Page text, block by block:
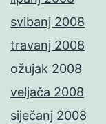
svibanj 2008
travanj 2008
ožujak 2008
veljača 2008
siječanj 2008